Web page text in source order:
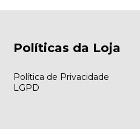
Políticas da Loja
Política de Privacidade
LGPD